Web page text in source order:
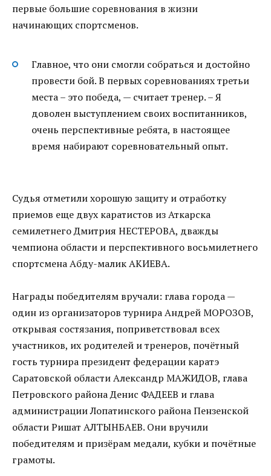
первые большие соревнования в жизни
начинающих спортсменов.
Главное, что они смогли собраться и достойно
провести бой. В первых соревнованиях третьи
места – это победа, — считает тренер. – Я
доволен выступлением своих воспитанников,
очень перспективные ребята, в настоящее
время набирают соревновательный опыт.
Судья отметили хорошую защиту и отработку
приемов еще двух каратистов из Аткарска
семилетнего Дмитрия НЕСТЕРОВА, дважды
чемпиона области и перспективного восьмилетнего
спортсмена Абду-малик АКИЕВА.
Награды победителям вручали: глава города —
один из организаторов турнира Андрей МОРОЗОВ,
открывая состязания, поприветствовал всех
участников, их родителей и тренеров, почётный
гость турнира президент федерации каратэ
Саратовской области Александр МАЖИДОВ, глава
Петровского района Денис ФАДЕЕВ и глава
администрации Лопатинского района Пензенской
области Ришат АЛТЫНБАЕВ. Они вручили
победителям и призёрам медали, кубки и почётные
грамоты.